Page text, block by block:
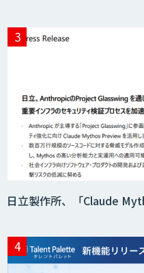
ニーズ
Web接
ント「
AIエー
スクレ
日立製作所、「Claude